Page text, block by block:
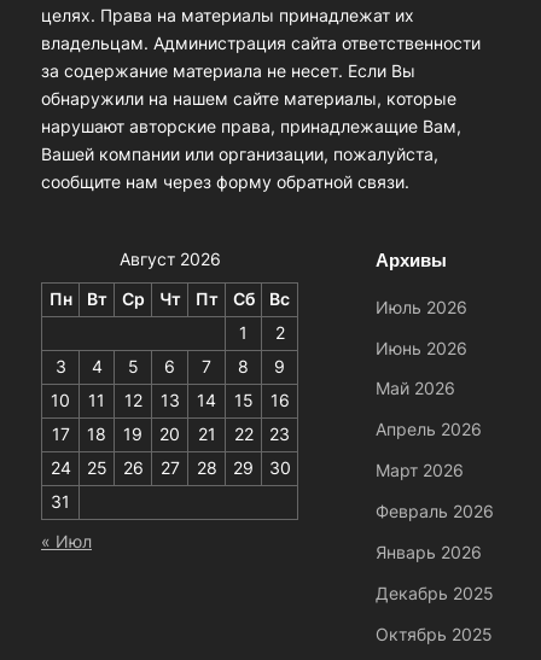
целях. Права на материалы принадлежат их
владельцам. Администрация сайта ответственности
за содержание материала не несет. Если Вы
обнаружили на нашем сайте материалы, которые
нарушают авторские права, принадлежащие Вам,
Вашей компании или организации, пожалуйста,
сообщите нам через форму обратной связи.
Август 2026
Пн Вт Ср Чт Пт Сб
Вс
1
2
3
4 5 6 7 8
9
10
11 12 13 14 15
16
17
18 19 20 21 22
23
24
25 26 27 28 29
30
31
« Июл
Архивы
Июль 2026
Июнь 2026
Май 2026
Апрель 2026
Март 2026
Февраль 2026
Январь 2026
Декабрь 2025
Октябрь 2025